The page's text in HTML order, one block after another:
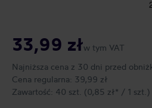
33,99 złw tym VAT
Najniższa cena z 30 dni przed
Cena regularna: 39,99 zł
Zawartość: 40 szt. (0,85 zł* / 1 szt.)